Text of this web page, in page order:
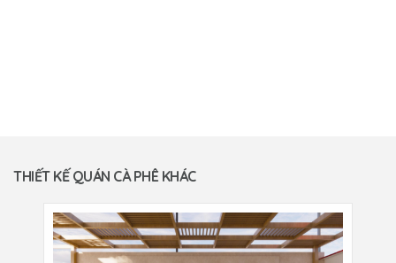
THIẾT KẾ QUÁN CÀ PHÊ KHÁC